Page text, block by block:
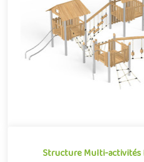
La combinaison 4 tours Robinox 401
activités pour aire de jeux extérieur
Associa..
Offre partenaire
Structure Multi-activités